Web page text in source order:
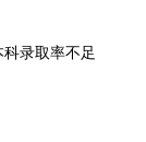
录取率不足